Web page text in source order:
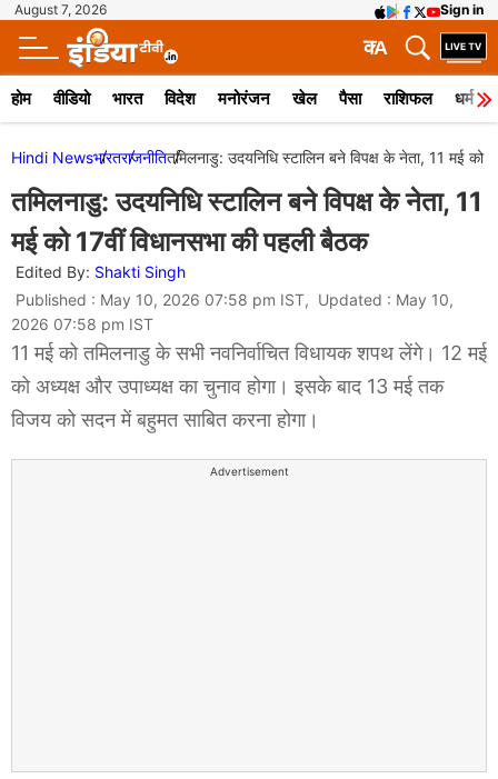
August 7, 2026 Sign in
A
क
होम वीडियो भारत विदेश मनोरंजन खेल पैसा राशिफल धर्म
Hindi Newsभारतराजनीतितमिलनाडु: उदयनिधि स्टालिन बने विपक्ष के नेता, 11 मई को
तमिलनाडु: उदयनिधि स्टालिन बने विपक्ष के नेता, 11
मई को 17वीं विधानसभा की पहली बैठक
Edited By: Shakti Singh
Published : May 10, 2026 07:58 pm IST, Updated : May 10,
2026 07:58 pm IST
11 मई को तमिलनाडु के सभी नवनिर्वाचित विधायक शपथ लेंगे। 12 मई
को अध्यक्ष और उपाध्यक्ष का चुनाव होगा। इसके बाद 13 मई तक
विजय को सदन में बहुमत साबित करना होगा।
Advertisement